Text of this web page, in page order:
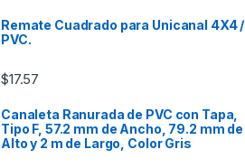
Remate Cuadrado para Unicanal 4X4 /
PVC.
$17.57
Canaleta Ranurada de PVC con Tapa,
Tipo F, 57.2 mm de Ancho, 79.2 mm de
Alto y 2 m de Largo, Color Gris